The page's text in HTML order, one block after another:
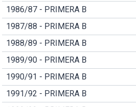
1986/87 - PRIMERA B
1987/88 - PRIMERA B
1988/89 - PRIMERA B
1989/90 - PRIMERA B
1990/91 - PRIMERA B
1991/92 - PRIMERA B